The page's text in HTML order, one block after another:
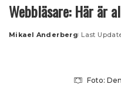
Webbläsare: Här är
Posted
Mikael Anderberg Last
Foto: